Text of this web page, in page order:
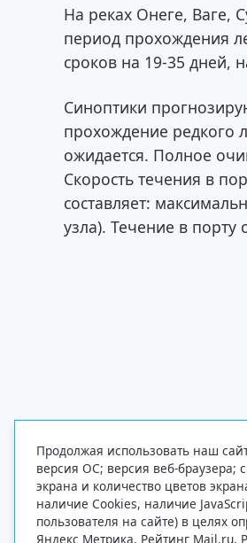
На реках Онеге, Ваге,
период прохождения
сроков на 19-35 дней,
Синоптики
прохождение редкого
ожидается. Полное
Скорость течения в
составляет:
узла). Течение в порту
Продолжая использовать наш
версия ОС; версия веб-браузера;
экрана и количество цветов
наличие Cookies, наличие
пользователя на сайте) в целях
Яндекс Метрика, Рейтинг Mail.ru,